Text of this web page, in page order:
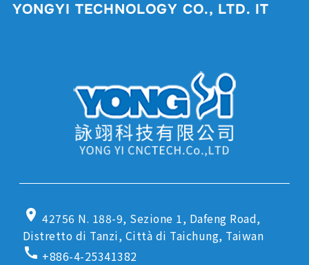
YONGYI TECHNOLOGY CO., LTD. IT
location_on 42756 N. 188-9, Sezione 1, Dafeng Road,
Distretto di Tanzi, Città di Taichung, Taiwan
call +886-4-25341382